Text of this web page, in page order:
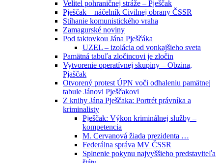
Velitel pohraničnej stráže – Pješčak
Pješčak – náčelník Civilnej obrany ČSSR
Stíhanie komunistického vraha
Zamagurské noviny
Pod taktovkou Jána Pješčáka
UZEL – izolácia od vonkajšieho sveta
Pamätná tabuľa zločincovi je zločin
Vytvorenie operatívnej skupiny – Obzina,
Pjaščak
Otvorený protest ÚPN voči odhaleniu pamätnej
tabule Jánovi Pješčakovi
Z knihy Jána Pješčaka: Portrét právníka a
kriminalisty
Pješčak: Výkon kriminálnej služby –
kompetencia
M. Cervanová žiada prezidenta …
Federálna správa MV ČSSR
Splnenie pokynu najvyššieho predstaviteľa